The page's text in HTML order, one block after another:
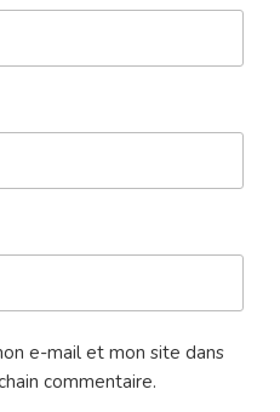
e-mail et mon site dans
commentaire.